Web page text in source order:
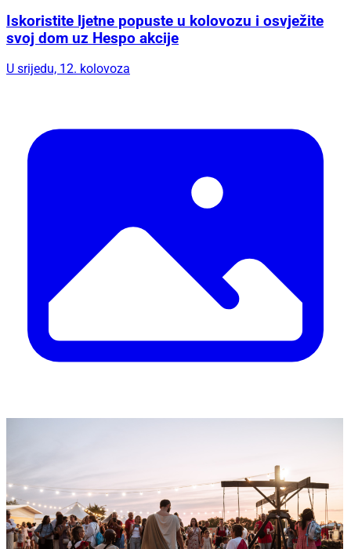
Iskoristite ljetne popuste u kolovozu i osvježite
svoj dom uz Hespo akcije
U srijedu, 12. kolovoza